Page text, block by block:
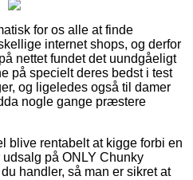
for os alle at finde
internet shops, og derfor
nettet fundet det uundgåeligt
på specielt deres bedst i test
og ligeledes også til damer
nogle gange præstere
blive rentabelt at kigge forbi en
på ONLY Chunky
handler, så man er sikret at